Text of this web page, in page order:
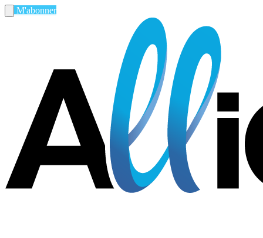
M'abonner